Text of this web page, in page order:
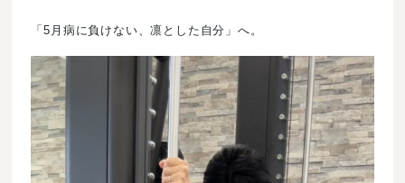
「5月病に負けない、凛とした自分」へ。